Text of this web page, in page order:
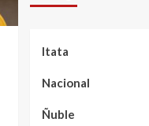
Itata
Nacional
Ñuble